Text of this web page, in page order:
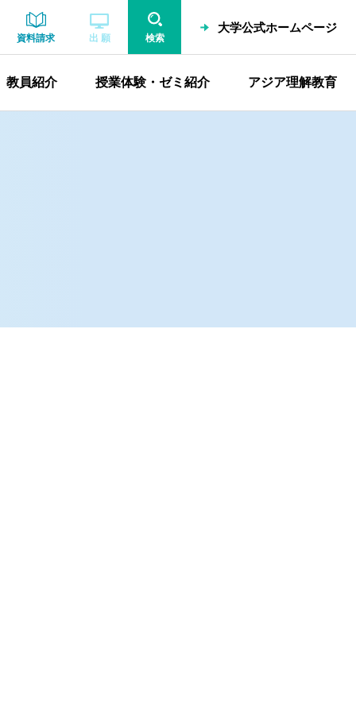
資料請求 出 願 検索
大学公式ホームページ
教員紹介 授業体験・ゼミ紹介 アジア理解教育